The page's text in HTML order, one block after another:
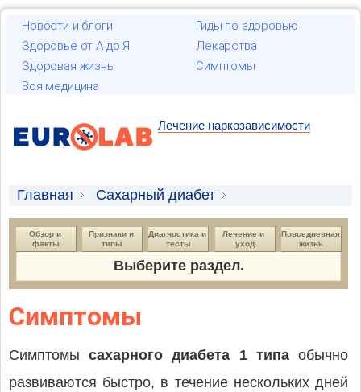
Новости и блоги
Гиды по здоровью
Здоровье от А до Я
Лекарства
Здоровая жизнь
Симптомы
Вся медицина
Лечение наркозависимости
Главная
Сахарный диабет
Сахарый диабет 1 типа
Обзор и
факты
Признаки и
типы
Диагностика и
тесты
Лечение и
уход
Повседневная
жизнь
Выберите раздел.
Симптомы
Симптомысахарного диабета 1 типаобычно
развиваются быстро, в течение нескольких дней